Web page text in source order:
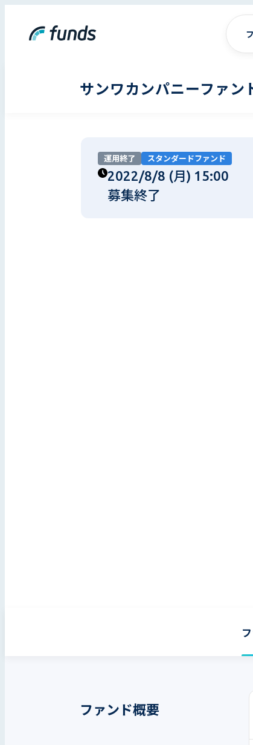
サンワカンパニーファン
運用終了 スタンダードファンド
2022/8/8 (月) 15:00
募集終了
ファンド概要